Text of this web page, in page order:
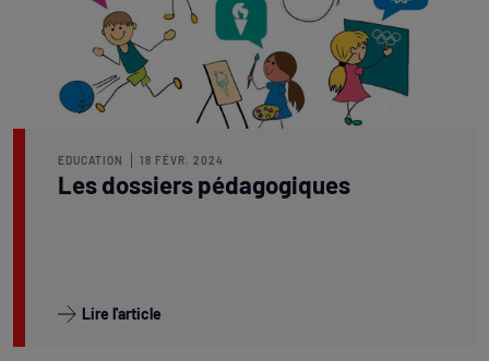
Les dossiers pédagogiques
EDUCATION 18 FÉVR. 2024
Lire l'article